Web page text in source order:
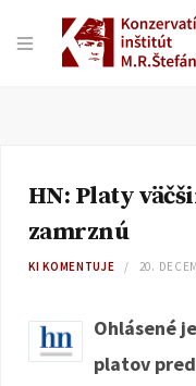
HN: Platy
zamrznú
KI KOMENTUJE 20.
Ohlásené
platov